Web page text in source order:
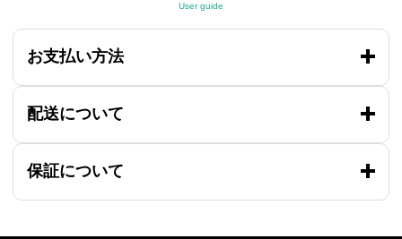
User guide
お支払い方法
配送について
保証について